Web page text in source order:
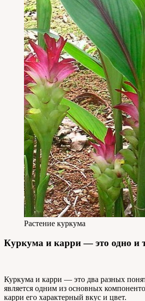
Растение куркума
Куркума и карри — это одно и
Куркума и карри — это два разных
является одним из основных
карри его характерный вкус и цвет.